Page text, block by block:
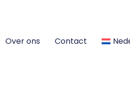
Over ons Contact